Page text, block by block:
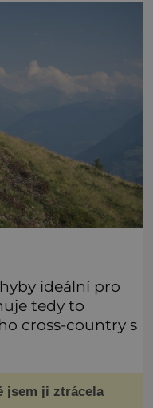
ideální pro
tedy to
cross-country s
jsem ji ztrácela